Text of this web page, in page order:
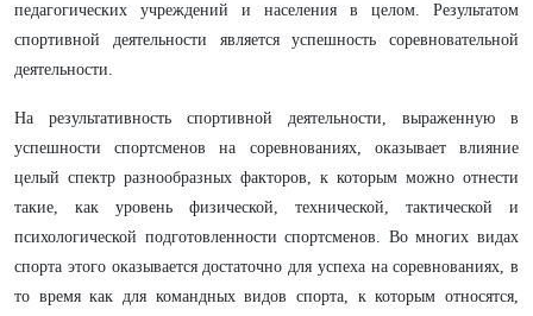
педагогических учреждений и населения в целом. Результатом
спортивной деятельности является успешность соревновательной
деятельности.
На результативность спортивной деятельности, выраженную в
успешности спортсменов на соревнованиях, оказывает влияние
целый спектр разнообразных факторов, к которым можно отнести
такие, как уровень физической, технической, тактической и
психологической подготовленности спортсменов. Во многих видах
спорта этого оказывается достаточно для успеха на соревнованиях, в
то время как для командных видов спорта, к которым относятся,